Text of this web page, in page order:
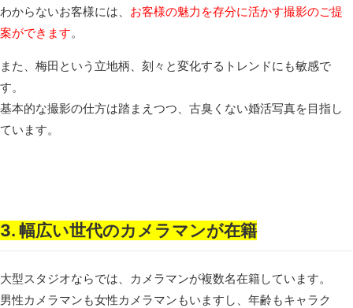
わからないお客様には、 お客様の魅力を存分に活かす撮影のご提
案ができます。
また、梅田という立地柄、刻々と変化するトレンドにも敏感で
す。
基本的な撮影の仕方は踏まえつつ、古臭くない婚活写真を目指し
ています。
3. 幅広い世代のカメラマンが在籍
大型スタジオならでは、カメラマンが複数名在籍しています。
男性カメラマンも女性カメラマンもいますし、年齢もキャラク